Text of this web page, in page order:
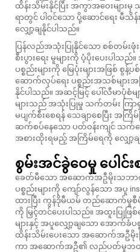
ထိန်းသိမ်းနိုင်ပြီး အကွာအဝေးများမှ
ရာတွင် ပါဝင်သော ပို့ဆောင်ရေး
လျှော့ချနိုင်ပါသည်။
ပြန်လည်အသုံးပြုနိုင်သော စစ်တမ်းဖုံ
စီးပွားရေး မူများကို ပံ့ပိုးပေးပါ
ပစ္စည်းများကို မြေပုံးများအဖြစ် စွ
ဆောက်လုပ်ရေး ပစ္စည်းအသစ်များအ
နိုင်ပါသည်။ အဆင့်မြင့် ပေါ်လီမာပုံစံမ
များသည် အသုံးပြုမှု သက်တမ်း က
မပျက်စီးစေရန် သေချာစေပြီး အကြိ
ဆက်စပ်နေသော ပတ်ဝန်းကျင် သက်ရေ
အစားထိုးရမည့် အကြိမ်ရေကို လျှော့ခ
စွမ်းအင်ခွဲဝေမှု ပေါင်
ခေတ်မီသော အဆောက်အဦမိုးသဘာဝ
ပစ္စည်းများကို ကျော်လွန်သော အပူ
ထားပြီး ကွန်ဒိုမီယမ် တည်ဆောက်မှုစီ
ကို မြှင့်တင်ပေးပါသည်။ အထူးပြုဖြစ်
များနှင့် အပူလျှော့ချသော အောက်ခံ
ထိန်းသိမ်းပေးသော အဆောက်အဦမိုးပြ
ကာ အဆောက်အဦ၏ လည်ပတ်မှုဘဝတ